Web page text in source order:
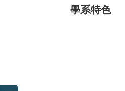
學系特色